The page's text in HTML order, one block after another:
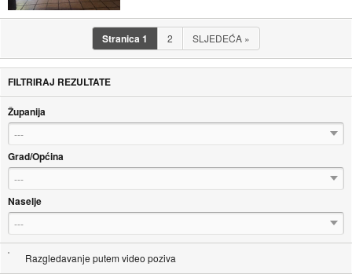
Stranica1 2 SLJEDEĆA »
FILTRIRAJ REZULTATE
Županija
---
Grad/Općina
---
Naselje
---
Razgledavanje putem video poziva